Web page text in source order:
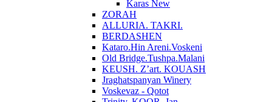
Karas New
ZORAH
ALLURIA. TAKRI.
BERDASHEN
Kataro.Hin Areni.Voskeni
Old Bridge.Tushpa.Malani
KEUSH. Z’art. KOUASH
Jraghatspanyan Winery
Voskevaz - Qotot